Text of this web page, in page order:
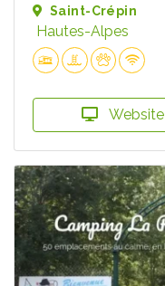
Saint-Crépin
Hautes-Alpes
Website